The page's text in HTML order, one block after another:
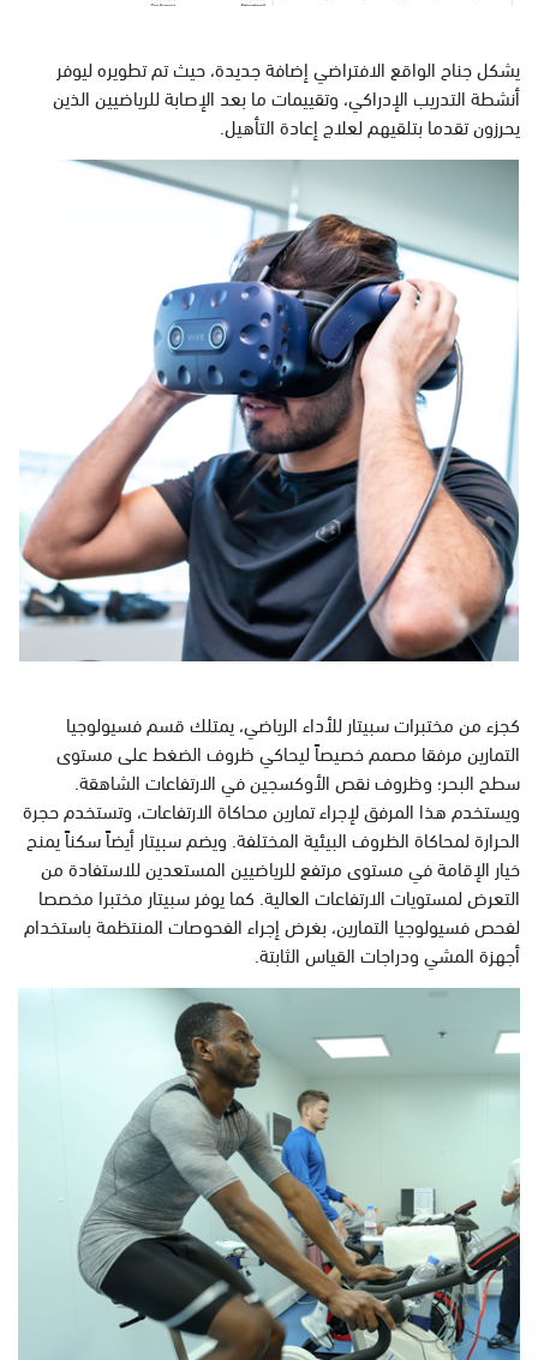
يشكل جناح الواقع الافتراضي إضافة جديدة، حيث تم تطويره ليوفر
أنشطة التدريب الإدراكي، وتقييمات ما بعد الإصابة للرياضيين الذين
يحرزون تقدما بتلقيهم لعلاج إعادة التأهيل.
كجزء من مختبرات سبيتار للأداء الرياضي، يمتلك قسم فسيولوجيا
التمارين مرفقا مصمم خصيصاً ليحاكي ظروف الضغط على مستوى
سطح البحر؛ وظروف نقص الأوكسجين في الارتفاعات الشاهقة.
ويستخدم هذا المرفق لإجراء تمارين محاكاة الارتفاعات، وتستخدم حجرة
الحرارة لمحاكاة الظروف البيئية المختلفة. ويضم سبيتار أيضاً سكناً يمنح
خيار الإقامة في مستوى مرتفع للرياضيين المستعدين للاستفادة من
التعرض لمستويات الارتفاعات العالية. كما يوفر سبيتار مختبرا مخصصا
لفحص فسيولوجيا التمارين، بغرض إجراء الفحوصات المنتظمة باستخدام
أجهزة المشي ودراجات القياس الثابتة.